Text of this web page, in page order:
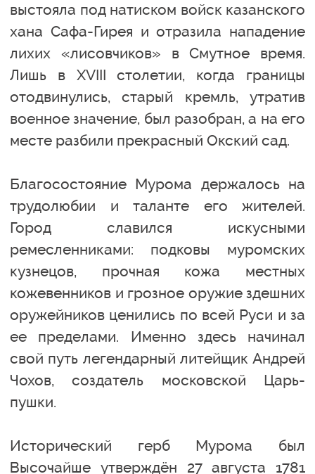
выстояла под натиском войск казанского
хана Сафа-Гирея и отразила нападение
лихих «лисовчиков» в Смутное время.
Лишь в XVIII столетии, когда границы
отодвинулись, старый кремль, утратив
военное значение, был разобран, а на его
месте разбили прекрасный Окский сад.
Благосостояние Мурома держалось на
трудолюбии и таланте его жителей.
Город славился искусными
ремесленниками: подковы муромских
кузнецов, прочная кожа местных
кожевенников и грозное оружие здешних
оружейников ценились по всей Руси и за
ее пределами. Именно здесь начинал
свой путь легендарный литейщик Андрей
Чохов, создатель московской Царь-
пушки.
Исторический герб Мурома был
Высочайше утверждён 27 августа 1781